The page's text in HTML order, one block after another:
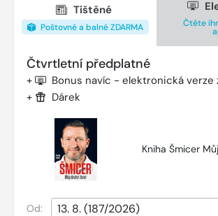
Tištěné
Poštovné a balné ZDARMA Čtěte
Čtvrtletní předplatné
+ Bonus navíc - elektronická verze
+ Dárek
Kniha Šmicer
Od: